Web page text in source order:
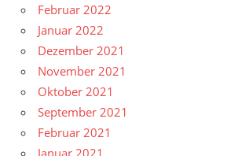
Februar 2022
Januar 2022
Dezember 2021
November 2021
Oktober 2021
September 2021
Februar 2021
Januar 2021